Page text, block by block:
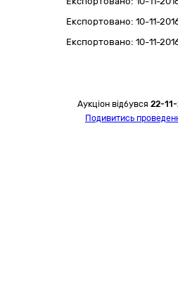
Експортовано: 10-11-
Експортовано: 10-11-
Аукціон відбувся 22-
Подивитись